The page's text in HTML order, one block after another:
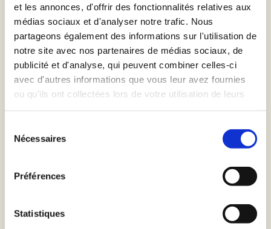
et les annonces, d'offrir des fonctionnalités relatives aux
médias sociaux et d'analyser notre trafic. Nous
partageons également des informations sur l'utilisation de
notre site avec nos partenaires de médias sociaux, de
publicité et d'analyse, qui peuvent combiner celles-ci
avec d'autres informations que vous leur avez fournies
ou qu'ils ont collectées lors de votre utilisation de leurs
Nécessaires
Préférences
Statistiques
Autres projets
Inscrivez-vous à notre
newsletter
Email
Je donne à VOUS Agency la permission de